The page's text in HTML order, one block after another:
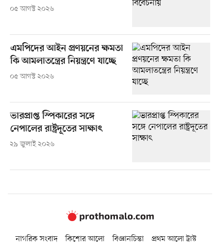
০৫ আগস্ট ২০২৬
এমপিদের আইন প্রণয়নের ক্ষমতা
কি আমলাতন্ত্রের নিয়ন্ত্রণে যাচ্ছে
০৫ আগস্ট ২০২৬
ভারপ্রাপ্ত স্পিকারের সঙ্গে
নেপালের রাষ্ট্রদূতের সাক্ষাৎ
২৯ জুলাই ২০২৬
নাগরিক সংবাদ কিশোর আলো বিজ্ঞানচিন্তা
প্রথম আলো ট্রাস্ট